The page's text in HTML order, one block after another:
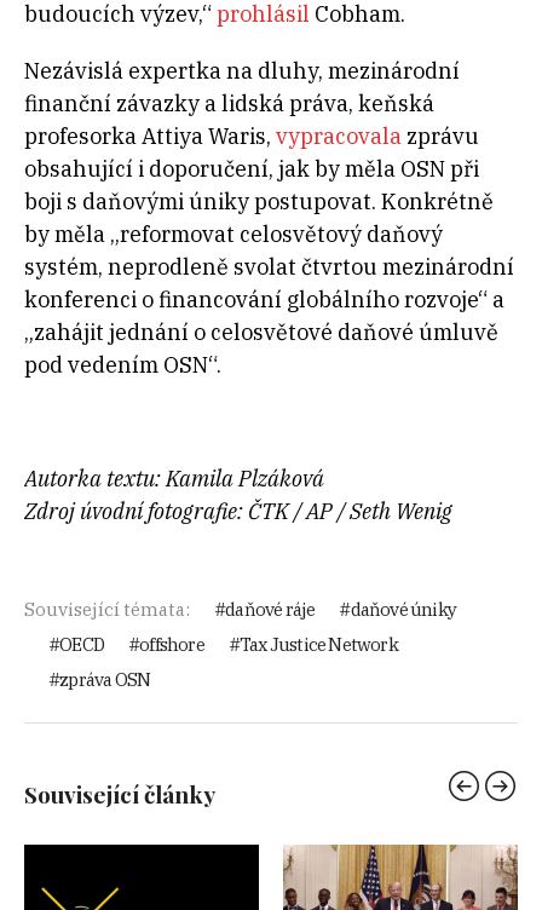
budoucích výzev,“prohlásil Cobham.
Nezávislá expertka na dluhy, mezinárodní
finanční závazky a lidská práva, keňská
profesorka Attiya Waris, vypracovala zprávu
obsahující i doporučení, jak by měla OSN při
boji s daňovými úniky postupovat. Konkrétně
by měla „reformovat celosvětový daňový
systém, neprodleně svolat čtvrtou mezinárodní
konferenci o financování globálního rozvoje“ a
„zahájit jednání o celosvětové daňové úmluvě
pod vedením OSN“.
Autorka textu: Kamila Plzáková
Zdroj úvodní fotografie: ČTK / AP / Seth Wenig
Související témata: daňové ráje
daňové úniky
OECD
offshore
Tax Justice Network
zpráva OSN
Související články